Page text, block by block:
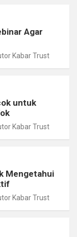
Agar
Kabar Trust
untuk
Kabar Trust
Mengetahui
Kabar Trust